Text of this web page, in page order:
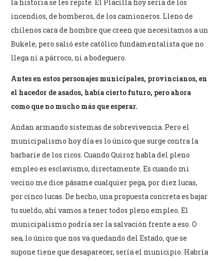
la historia se les repite. El Placilla hoy sería de los
incendios, de bomberos, de los camioneros. Lleno de
chilenos cara de hombre que creen que necesitamos a un
Bukele, pero salió este católico fundamentalista que no
llega ni a párroco, ni a bodeguero.
Antes en estos personajes municipales, provincianos, en
el hacedor de asados, había cierto futuro, pero ahora
como que no mucho más que esperar.
Andan armando sistemas de sobrevivencia. Pero el
municipalismo hoy día es lo único que surge contra la
barbarie de los ricos. Cuando Quiroz habla del pleno
empleo es esclavismo, directamente. Es cuando mi
vecino me dice pásame cualquier pega, por diez lucas,
por cinco lucas. De hecho, una propuesta concreta es bajar
tu sueldo, ahí vamos a tener todos pleno empleo. El
municipalismo podría ser la salvación frente a eso. O
sea, lo único que nos va quedando del Estado, que se
supone tiene que desaparecer, sería el municipio. Habría